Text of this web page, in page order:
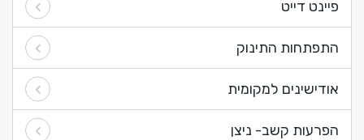
פיינט דייט
התפתחות התינוק
אודישינים למקומית
הפרעות קשב- ניצן